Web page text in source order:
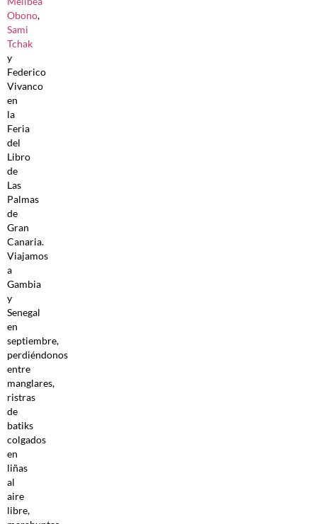
Obono,
Sami
Tchak
y
Federico
Vivanco
en
la
Feria
del
Libro
de
Las
Palmas
de
Gran
Canaria.
Viajamos
a
Gambia
y
Senegal
en
septiembre,
perdiéndonos
entre
manglares,
ristras
de
batiks
colgados
en
liñas
al
aire
libre,